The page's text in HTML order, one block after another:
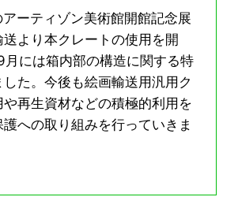
ーティゾン美術館開館記念展
より本クレートの使用を開
には箱内部の構造に関する特
た。今後も絵画輸送用汎用ク
や再生資材などの積極的利用を
への取り組みを行っていきま